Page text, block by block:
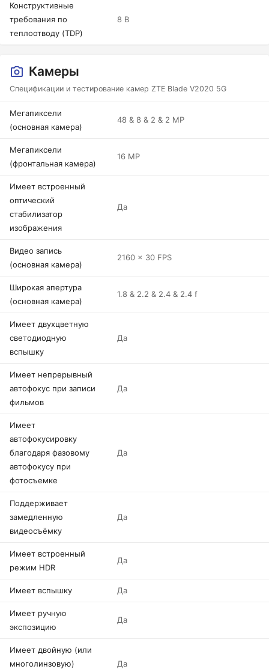
Конструктивные
требования по
теплоотводу (TDP)
8 В
Камеры
Спецификации и тестирование камер ZTE Blade V2020 5G
Мегапиксели
(основная камера)
48 & 8 & 2 & 2 MP
Мегапиксели
(фронтальная камера)
16 MP
Имеет встроенный
оптический
стабилизатор
изображения
Да
Видео запись
(основная камера)
2160 x 30 FPS
Широкая апертура
(основная камера)
1.8 & 2.2 & 2.4 & 2.4 f
Имеет двухцветную
светодиодную
вспышку
Да
Имеет непрерывный
автофокус при записи
фильмов
Да
Имеет
автофокусировку
благодаря фазовому
автофокусу при
фотосъемке
Да
Поддерживает
замедленную
видеосъёмку
Да
Имеет встроенный
режим HDR
Да
Имеет вспышку Да
Имеет ручную
экспозицию
Да
Имеет двойную (или
многолинзовую)
Да